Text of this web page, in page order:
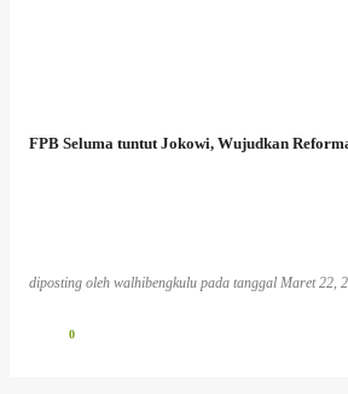
FPB Seluma tuntut Jokowi, Wujudkan
diposting oleh walhibengkulu pada tanggal Maret 22,
0